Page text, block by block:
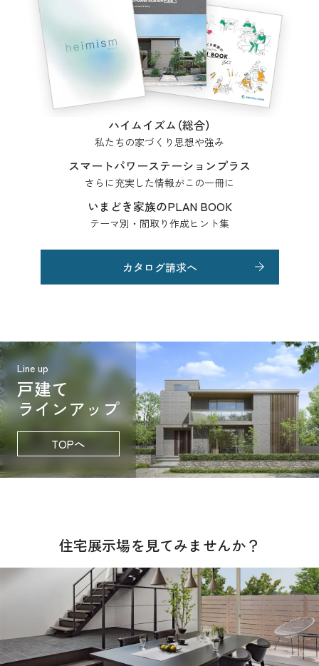
ハイムイズム（総合）
私たちの家づくり思想や強み
スマートパワーステーションプラス
さらに充実した情報がこの一冊に
いまどき家族のPLAN BOOK
テーマ別・間取り作成ヒント集
カタログ請求へ
Line up
戸建て
ラインアップ
TOPへ
住宅展示場を見てみませんか？